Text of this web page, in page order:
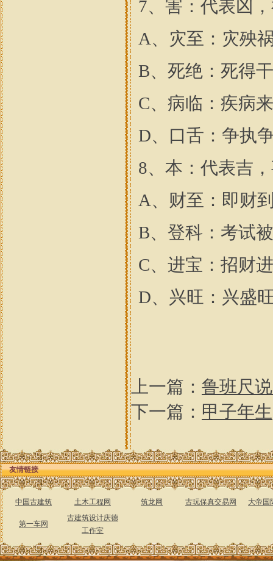
7、害：代表凶
A、灾至：灾殃
B、死绝：死得
C、病临：疾病
D、口舌：争执
8、本：代表吉
A、财至：即财
B、登科：考试
C、进宝：招财
D、兴旺：兴盛
上一篇： 鲁班尺
下一篇： 甲子年生
友情链接
中国古建筑 土木工程网 筑龙网 古玩保真交易网 大帝国
第一车网
古建筑设计庆德
工作室